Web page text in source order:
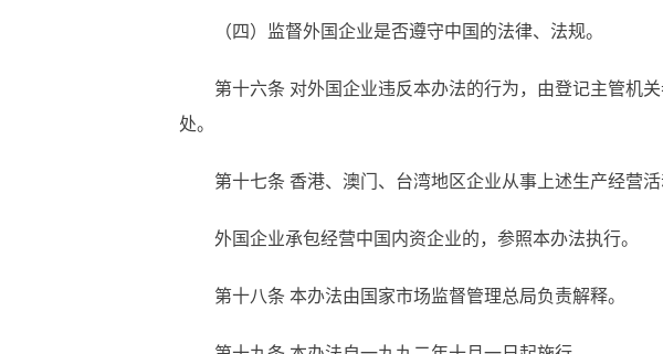
（四）监督外国企业是否遵守中国的法律、法规。
第十六条 对外国企业违反本办法的行为，由登记主管机
处。
第十七条 香港、澳门、台湾地区企业从事上述生产经营
外国企业承包经营中国内资企业的，参照本办法执行。
第十八条 本办法由国家市场监督管理总局负责解释。